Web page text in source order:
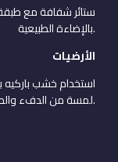
ستائر شفافة مع
بالإضاءة الطبيعية.
الأرضيات
استخدام خشب باركيه
لمسة من الدفء والطبيعة.